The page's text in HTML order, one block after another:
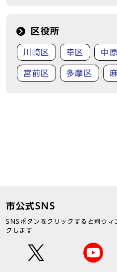
区役所
川崎区 幸区 中
宮前区 多摩区
市公式SNS
SNSボタンをクリックすると別ウ
クします